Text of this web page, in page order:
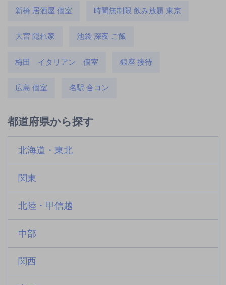
新橋 居酒屋 個室 時間無制限 飲み放題 東京
大宮 隠れ家 池袋 深夜 ご飯
梅田 イタリアン 個室 銀座 接待
広島 個室 名駅 合コン
都道府県から探す
北海道・東北
関東
北陸・甲信越
中部
関西